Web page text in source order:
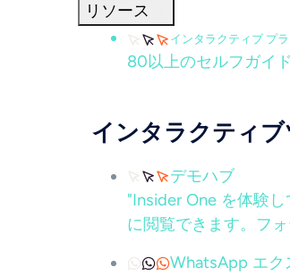
リソース
インタラクティブ プ
80以上のセルフガイ
インタラクティ
デモハブ
"Insider One を体験
に閲覧できます。フ
WhatsApp エク